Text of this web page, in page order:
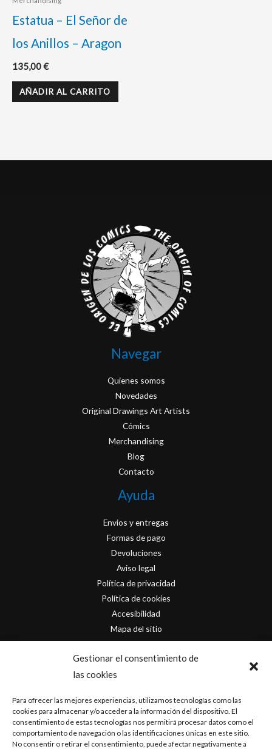
Gestionar el consentimiento de
las cookies
Para ofrecer las mejores experiencias, utilizamos tecnologías como las
cookies para almacenar y/o acceder a la información del dispositivo. El
consentimiento de estas tecnologías nos permitirá procesar datos como el
comportamiento de navegación o las identificaciones únicas en este sitio.
No consentir o retirar el consentimiento, puede afectar negativamente a
Estatua – El Señor de
los Anillos – Aragon
135,00€
AÑADIR AL CARRITO
Navegar
Quienes somos
Novedades
Original Drawings Art Artists
Cómics
Merchandising
Blog
Contacto
Ayuda
Envios y entregas
Formas de pago
Devoluciones
Aviso legal
Política de privacidad
Política de cookies
Accesibilidad
Mapa del sitio
Contacto
info@originofcomics.com
Facebook
Instagram